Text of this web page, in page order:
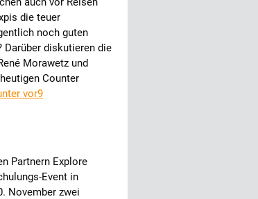
die teuer
noch guten
Darüber diskutieren die
Morawetz und
Counter
vor9
Partnern Explore
Event in
November zwei